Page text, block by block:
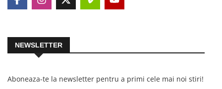
NEWSLETTER
Aboneaza-te la newsletter pentru a primi cele mai noi stiri!